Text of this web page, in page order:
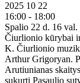
2025 10 22
16:00 - 18:00
Spalio 22 d. 16
Čiurlionio kūrybai
K. Čiurlionio
Arthur Grigoryan.
Arutiunianas
sukurti Pasaulio